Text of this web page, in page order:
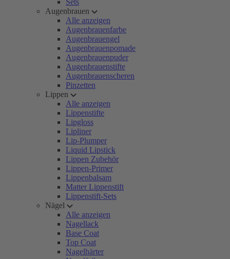
Sets
Augenbrauen
Alle anzeigen
Augenbrauenfarbe
Augenbrauengel
Augenbrauenpomade
Augenbrauenpuder
Augenbrauenstifte
Augenbrauenscheren
Pinzetten
Lippen
Alle anzeigen
Lippenstifte
Lipgloss
Lipliner
Lip-Plumper
Liquid Lipstick
Lippen Zubehör
Lippen-Primer
Lippenbalsam
Matter Lippenstift
Lippenstift-Sets
Nägel
Alle anzeigen
Nagellack
Base Coat
Top Coat
Nagelhärter